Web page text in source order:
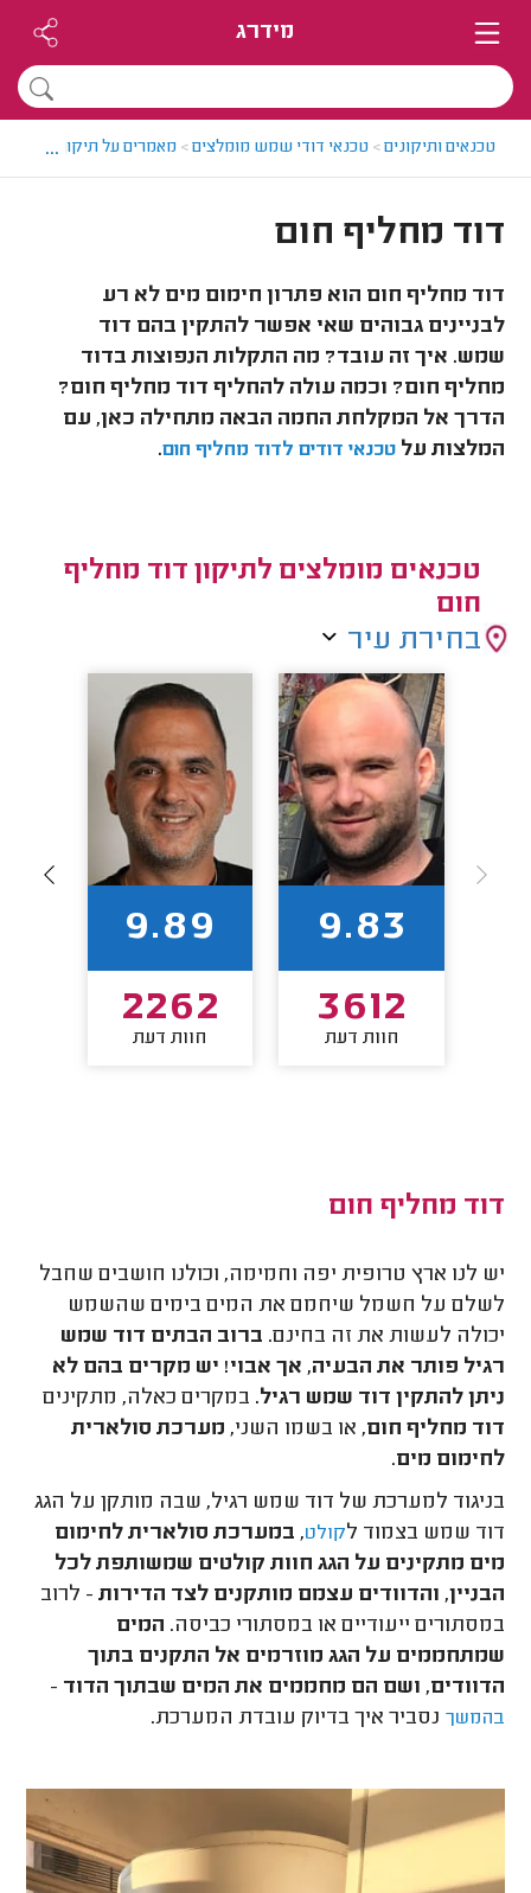
מידרג
טכנאים ותיקונים> טכנאי דודי שמש מומלצים> מאמרים על תיקון...
דוד מחליף חום
דוד מחליף חום הוא פתרון חימום מים לא רע
לבניינים גבוהים שאי אפשר להתקין בהם דוד
שמש. איך זה עובד? מה התקלות הנפוצות בדוד
מחליף חום? וכמה עולה להחליף דוד מחליף חום?
הדרך אל המקלחת החמה הבאה מתחילה כאן, עם
המלצות עלטכנאי דודים לדוד מחליף חום.
טכנאים מומלצים לתיקון דוד מחליף
חום
בחירת עיר
9.83
3612
חוות דעת
9.89
2262
חוות דעת
דוד מחליף חום
יש לנו ארץ טרופית יפה וחמימה, וכולנו חושבים שחבל
לשלם על חשמל שיחמם את המים בימים שהשמש
יכולה לעשות את זה בחינם. ברוב הבתים דוד שמש
רגיל פותר את הבעיה, אך אבוי! יש מקרים בהם לא
ניתן להתקין דוד שמש רגיל. במקרים כאלה, מתקינים
דוד מחליף חום, או בשמו השני, מערכת סולארית
לחימום מים.
בניגוד למערכת של דוד שמש רגיל, שבה מותקן על הגג
דוד שמש בצמוד לקולט, במערכת סולארית לחימום
מים מתקינים על הגג חוות קולטים שמשותפת לכל
הבניין, והדוודים עצמם מותקנים לצד הדירות - לרוב
במסתורים ייעודיים או במסתורי כביסה. המים
שמתחממים על הגג מוזרמים אל התקנים בתוך
הדוודים, ושם הם מחממים את המים שבתוך הדוד -
בהמשך נסביר איך בדיוק עובדת המערכת.